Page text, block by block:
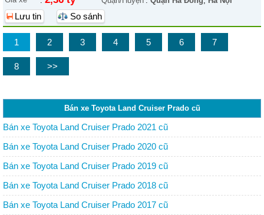
Lưu tin So sánh
1 2 3 4 5 6 7
8 >>
Bán xe Toyota Land Cruiser Prado cũ
Bán xe Toyota Land Cruiser Prado 2021 cũ
Bán xe Toyota Land Cruiser Prado 2020 cũ
Bán xe Toyota Land Cruiser Prado 2019 cũ
Bán xe Toyota Land Cruiser Prado 2018 cũ
Bán xe Toyota Land Cruiser Prado 2017 cũ